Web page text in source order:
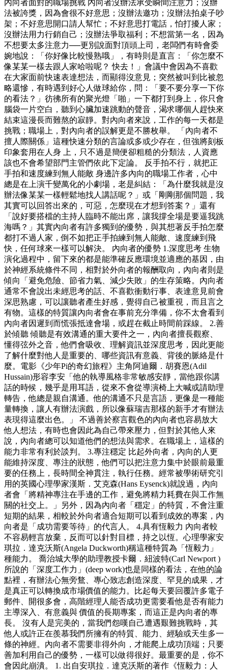
內向者面對的職場挑戰 內向者沒辦法承受瞬間注意力；沒辦
法被誇獎，因為會很不好意思；沒辦法邀功；沒辦法拍桌子吵
架；不好意思開口請人幫忙；不好意思打電話，怕打擾人家；
沒辦法用力行銷自己；沒辦法爭取福利；不想當第一名，因為
不想要太多注意力──更別說面對頂頭上司，老闆們有時會委
婉地說：「你好像比較慢熟哦」，有時則是直言：「你怎麼不
像某某一樣去跟人家哈啦呢？ 快去！」會議中會因為不喜歡
在大家面前快速表達想法，而顯得沒意見；突然被叫到比被忽
略還慘，有時遇到好心人做球給你，問：「要不要分享一下你
的看法？」彷彿所有的聚光燈「啪」一下都打到身上，你只會
腦袋一片空白，聽到心臟加速跳動的聲音，渴求哪個人趕快來
結束這漫長而難熬的寂靜。對內向者來說，工作的每一天都是
挑戰；職場上，對內向者的誤解更是不勝枚舉。 「內向者不
擅人際關係」這種快速分類的言論或多或少存在，但強將刻板
印象套用在人身 上，只不過是簡便卻粗糙的分類法，人資應
該也不會希望部門主管們依此下定論。 反手拍不行，就把正
手拍和速度練到無人能敵 身邊許多內向的職場工作者，心中
總是在上演千變萬化的小劇場，老是糾結：「為什麼我就是沒
辦法像某某一樣輕鬆地找人講話呢？」或「剛剛那個問題，我
其實可以回答出來的，可惡，怎麼現在才想到答案？」還有
「說好要搭檔的主持人臨時不能出席，讓我撐全場是要逼我跳
海嗎？」其實內向者有許多獨到的優勢，與其想著反手拍怎麼
都打不過人家，倒不如把正手拍練到無人能敵、速度練到飛
快，任何球來一樣可以解決。 內向者的優勢 1.深度思考 生物
演化過程中，留下來的都是能準確反應環境並適應的基因，由
於神經系統條件不同，相對於外向者的報酬取向，內向者則是
傾向「避免危險、節省力氣、減少失敗」的生存策略。內向者
通常不會說出未經思考的話、不喜歡衝動行事、表達意見前會
深思熟慮，可以讓聽者產生好感，覺得自己被重視，而且言之
有物。這樣的特質讓內向者會在事前充分準備，你不太會看到
內向者因遲到而慌張抵達會場，或趕在截止時間前踩線。 2.善
於傾聽 傾聽是有效溝通的重大要件之一，內向者擅長觀察、
懂得弦外之音，他們會吸收、理解資訊並深度思考，因此更能
了解什麼對他人是重要的、哪些資訊有意義、背後的脈絡是什
麼。電影《少年Pi的奇幻旅程》主角阿迪爾．胡賽恩(Adil
Hussain)形容李安「他的執導風格非常敏感安靜，當他跟你講
話的時候，幾乎是用耳語，從來不會從導演椅上大喊或請助理
轉告，他總是親自溝通。他的溝通不只是言語，更像是一種能
量轉換，讓人有辦法演戲，所以像蘇瑞吉那樣的新手才有辦法
表現得這麼出色。」 不過善於察言觀色的內向者也容易放大
他人想法，有時也會因此為自己帶來壓力，但對於其他人來
說，內向者總可以知道他們的想法與需求。在職場上，這樣的
能力非常有利於談判。 3.專注穩定 比起外向者，內向的人更
能維持深度、專注的狀態，他們可以把注意力集中於眼前最重
要的任務上，長時間全神貫注，執行任務。經常被學術研究引
用的英國心理學家漢斯．艾克森(Hans Eysenck)就說過，內向
者會「將精神專注在手邊的工作，避免將精力耗費在與工作無
關的社交上。」另外，因為內向者「穩定」的特質，不會注重
短期的結果，相較於外向者適合短期可以看到成效的專案，內
向者是「成功需要等待」的代言人。 4.具有恆毅力 內向者較
不容易輕言放棄，反而可以針對目標，持之以恆。心理學家安
琪拉．達克沃斯(Angela Duckworth)稱這種特質為「恆毅力」
種能力。 喬治城大學的助理教授卡爾．紐波特(Carl Newport )
所說的「深度工作力」(deep work)也是同樣的看法，在他的論
點裡，有辦法心無旁鶩、專心致志創造深度、罕見的成果，才
是真正可以轉換成市場價值的能力。比起每天要回覆許多電子
郵件、開很多會，高階經理人能否成功更需要看他是否有能力
主導深入、有意義與 價值的長期專案，而這正是內向者的專
長。 沒有人是完美的，當我們怨嘆自己遭遇艱難挑戰時，其
他人或許正在羨慕我們所擁有的特質、能力、經驗或天生多一
條的神經。內向者不需要非得外向，才能爬上成功頂端；只要
善加利用自己的優勢，一樣可以做得很好。最重要的是，你不
會因此崩潰。 1. 出自安琪拉．達克沃斯的著作《恆毅力：人